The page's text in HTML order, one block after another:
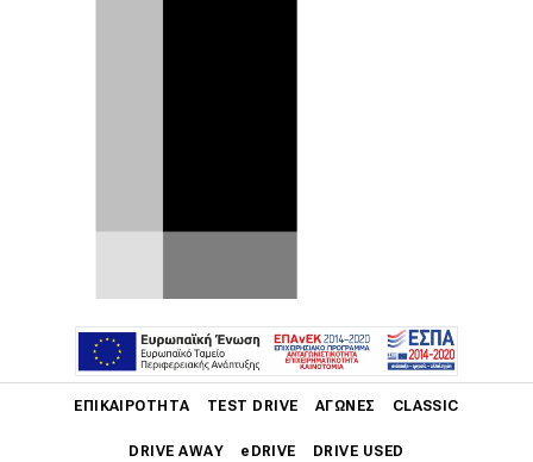
ΕΠΙΚΑΙΡΌΤΗΤΑ TEST DRIVE ΑΓΏΝΕΣ CLASSIC
DRIVE AWAY eDRIVE DRIVE USED
Οι υπογραφές «έπεσαν». Ford και